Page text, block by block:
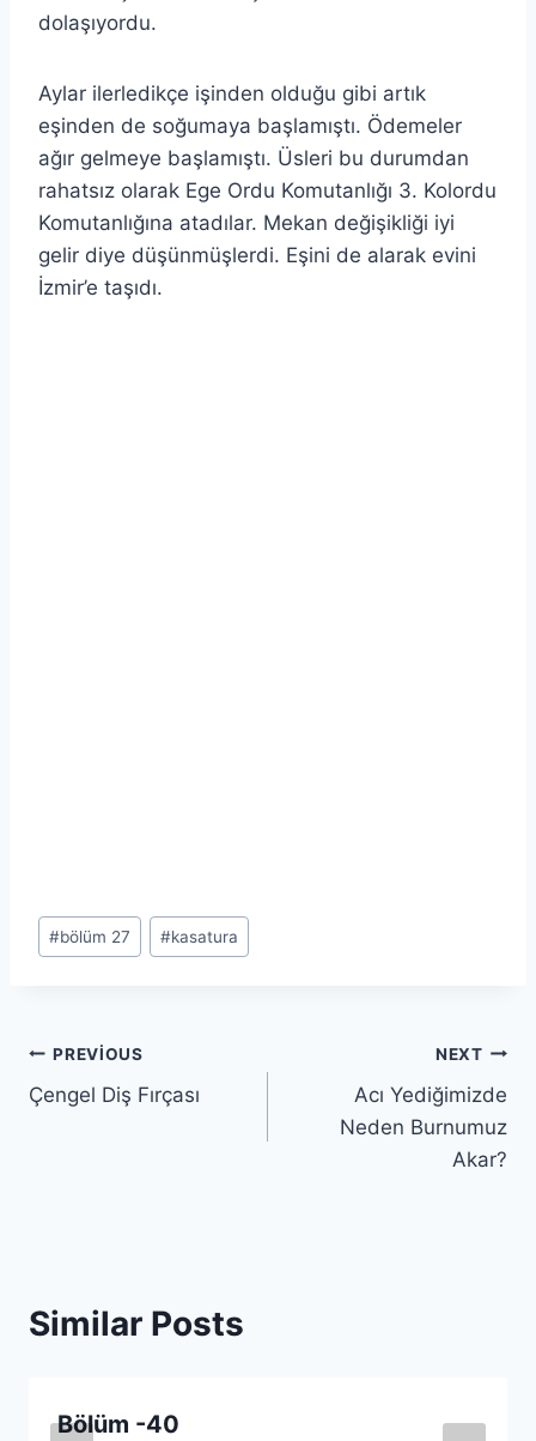
dolaşıyordu.
Aylar ilerledikçe işinden olduğu gibi artık
eşinden de soğumaya başlamıştı. Ödemeler
ağır gelmeye başlamıştı. Üsleri bu durumdan
rahatsız olarak Ege Ordu Komutanlığı 3. Kolordu
Komutanlığına atadılar. Mekan değişikliği iyi
gelir diye düşünmüşlerdi. Eşini de alarak evini
İzmir’e taşıdı.
Post
Tags:
#bölüm 27 #kasatura
Yazı
gezinmesi
PREVIOUS
Çengel Diş Fırçası
NEXT
Acı Yediğimizde
Neden Burnumuz
Akar?
Similar Posts
Bölüm -40